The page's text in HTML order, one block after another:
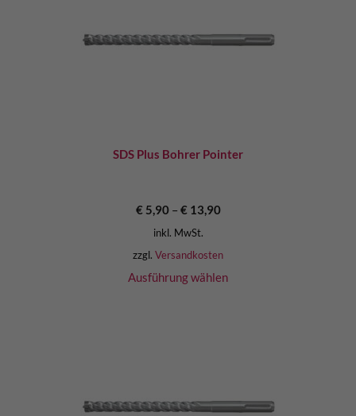
SDS Plus Bohrer Pointer
€5,90– €13,90
inkl. MwSt.
zzgl. Versandkosten
Ausführung wählen